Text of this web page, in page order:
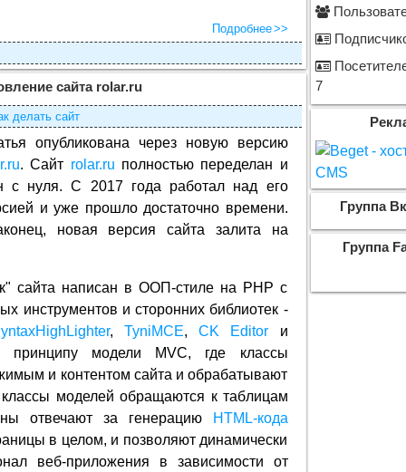
Подробнее
сайта rolar.ru
делать сайт
опубликована через новую версию
. Сайт rolar.ru полностью переделан и
с нуля. C 2017 года работал над его
и уже прошло достаточно времени.
новая версия сайта залита на
сайта написан в ООП-стиле на PHP с
инструментов и сторонних библиотек -
,TyniMCE,CK Editor и
принципу модели MVC, где классы
и контентом сайта и обрабатывают
моделей обращаются к таблицам
отвечают за генерацию
HTML-кода
в целом, и позволяют динамически
веб-приложения в зависимости от
7
Группа
Группа